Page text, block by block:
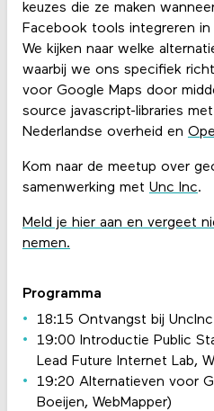
keuzes die ze maken
Facebook tools integreren
We kijken naar welke
waarbij we ons specifiek
voor Google Maps door
source javascript-libraries
Nederlandse overheid en
Kom naar de meetup over
samenwerking met Unc Inc.
Meld je hier aan en vergeet
nemen.
Programma
18:15 Ontvangst bij
19:00 Introductie Public
Lead Future Internet Lab,
19:20 Alternatieven voor
Boeijen, WebMapper)